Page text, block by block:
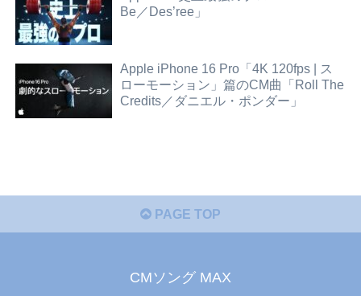
Be／Des’ree」
Apple iPhone 16 Pro「4K 120fps | ス
ローモーション」篇のCM曲「Roll The
Credits／ダニエル・ポンダー」
PAGE TOP
CMソング MAX